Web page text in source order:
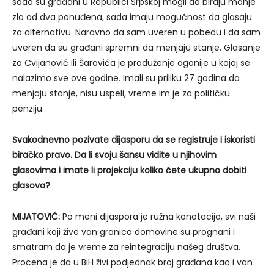
zlo od dva ponuđena, sada imaju mogućnost da glasaju
za alternativu. Naravno da sam uveren u pobedu i da sam
uveren da su građani spremni da menjaju stanje. Glasanje
za Cvijanović ili Šarovića je produženje agonije u kojoj se
nalazimo sve ove godine. Imali su priliku 27 godina da
menjaju stanje, nisu uspeli, vreme im je za političku
penziju.
Svakodnevno pozivate dijasporu da se registruje i iskoristi
biračko pravo. Da li svoju šansu vidite u njihovim
glasovima i imate li projekciju koliko ćete ukupno dobiti
glasova?
MIJATOVIĆ: Po meni dijaspora je ružna konotacija, svi naši
građani koji žive van granica domovine su prognani i
smatram da je vreme za reintegraciju našeg društva.
Procena je da u BiH živi podjednak broj građana kao i van